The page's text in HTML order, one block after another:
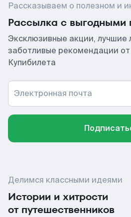
Рассказываем о полезном и
Рассылка с выгодными
Эксклюзивные акции, лучшие
заботливые рекомендации от
Купибилета
Электронная почта
Делимся классными идеями
Истории и хитрости
от путешественников